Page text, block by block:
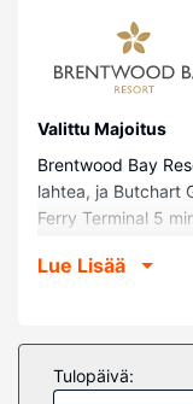
Valittu Majoitus
Brentwood Bay
lahtea, ja Butchart
Ferry Terminal 5
Victoria Harbour ja
Hotellissa on 33
Varusteluun
Lue Lisää
Tulopäivä: